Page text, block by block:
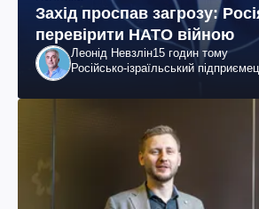
Захід проспав загрозу:
перевірити НАТО війною
Леонід Невзлін15 годин тому
Російсько-ізраїльський